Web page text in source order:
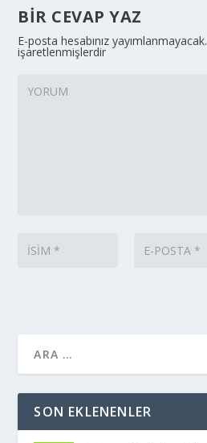
BIR CEVAP YAZ
E-posta hesabınız yayımlanmayacak.
işaretlenmişlerdir
SON EKLENENLER